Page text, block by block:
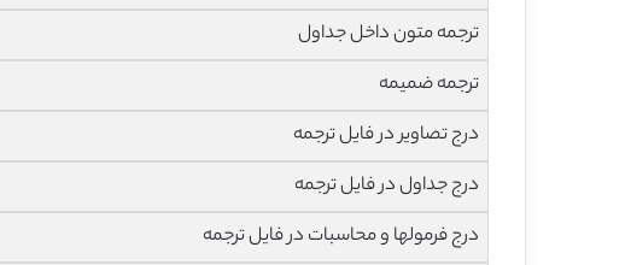
ترجمه متون داخل جداول
ترجمه ضمیمه
درج تصاویر در فایل ترجمه
درج جداول در فایل ترجمه
درج فرمولها و محاسبات در فایل ترجمه